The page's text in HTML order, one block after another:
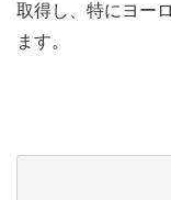
取得し、特にヨー
ます。